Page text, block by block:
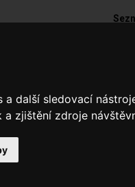
další sledovací
zjištění zdroje
A